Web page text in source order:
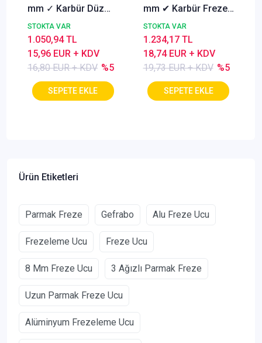
mm ✓ Karbür Düz
Freze, Parmak freze
ucu Z=4,TiSiN
Kaplamalı
STOKTA VAR
16,80 EUR + KDV %5
15,96 EUR + KDV
1.050,94 TL
mm ✔ Karbür Freze
ucu, Z=3, Kaplamalı,
30°
STOKTA VAR
19,73 EUR + KDV %5
18,74 EUR + KDV
1.234,17 TL
Ürün Etiketleri
Parmak Freze Gefrabo Alu Freze Ucu
Frezeleme Ucu Freze Ucu
8 Mm Freze Ucu 3 Ağızlı Parmak Freze
Uzun Parmak Freze Ucu
Alüminyum Frezeleme Ucu